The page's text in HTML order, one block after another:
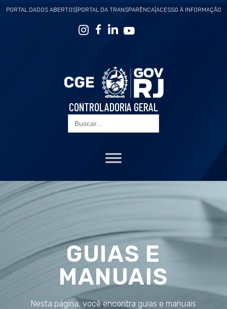
PORTAL DADOS ABERTOS| PORTAL DA TRANSPARÊNCA| ACESSO À INFORMAÇÃO
CONTROLADORIA GERAL
Search
for:
GUIAS E
MANUAIS
Nesta página, você encontra guias e manuais